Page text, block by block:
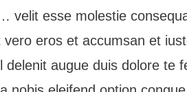
velit esse molestie
eros et accumsan et
delenit augue duis dolore te